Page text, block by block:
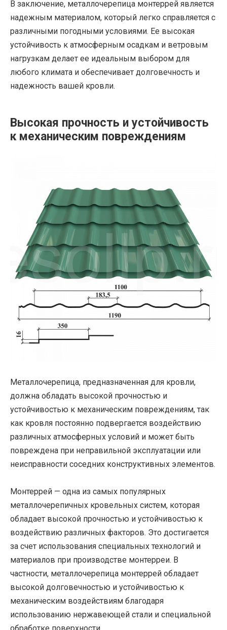
В заключение, металлочерепица монтеррей является
надежным материалом, который легко справляется с
различными погодными условиями. Ее высокая
устойчивость к атмосферным осадкам и ветровым
нагрузкам делает ее идеальным выбором для
любого климата и обеспечивает долговечность и
надежность вашей кровли.
Высокая прочность и устойчивость
к механическим повреждениям
Металлочерепица, предназначенная для кровли,
должна обладать высокой прочностью и
устойчивостью к механическим повреждениям, так
как кровля постоянно подвергается воздействию
различных атмосферных условий и может быть
повреждена при неправильной эксплуатации или
неисправности соседних конструктивных элементов.
Монтеррей — одна из самых популярных
металлочерепичных кровельных систем, которая
обладает высокой прочностью и устойчивостью к
воздействию различных факторов. Это достигается
за счет использования специальных технологий и
материалов при производстве монтерреи. В
частности, металлочерепица монтеррей обладает
высокой долговечностью и устойчивостью к
механическим воздействиям благодаря
использованию нержавеющей стали и специальной